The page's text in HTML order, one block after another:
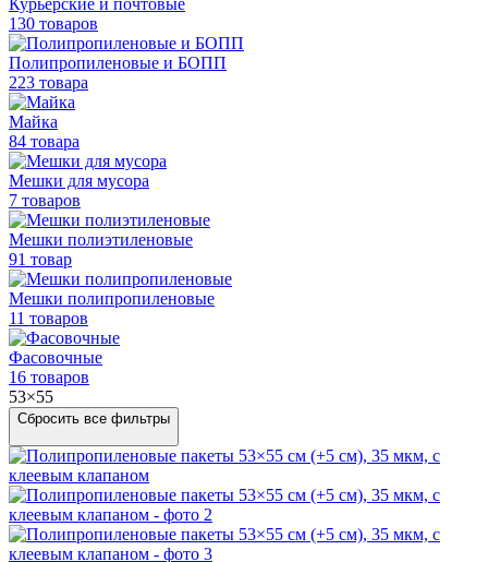
130 товаров
Полипропиленовые и БОПП
223 товара
Майка
84 товара
Мешки для мусора
7 товаров
Мешки полиэтиленовые
91 товар
Мешки полипропиленовые
11 товаров
Фасовочные
16 товаров
53×55
Сбросить все фильтры